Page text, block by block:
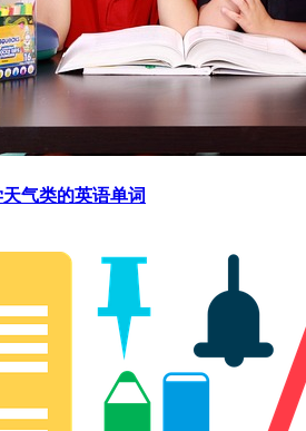
气类的英语单词